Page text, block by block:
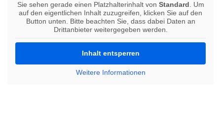
Sie sehen gerade einen Platzhalterinhalt von Standard . Um
auf den eigentlichen Inhalt zuzugreifen, klicken Sie auf den
Button unten. Bitte beachten Sie, dass dabei Daten an
Drittanbieter weitergegeben werden.
Inhalt entsperren
Weitere Informationen